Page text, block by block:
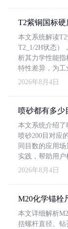
T2紫铜国标
本文系统解读
T2_1/2H状态）
析其力学性能
特性差异，为工
2026年8月4日
喷砂都有多少
本文系统介绍
喷砂200目对应
同目数的应用
实践，帮助用户
2026年8月4日
M20化学锚栓
本文详细解析
括螺杆直径、